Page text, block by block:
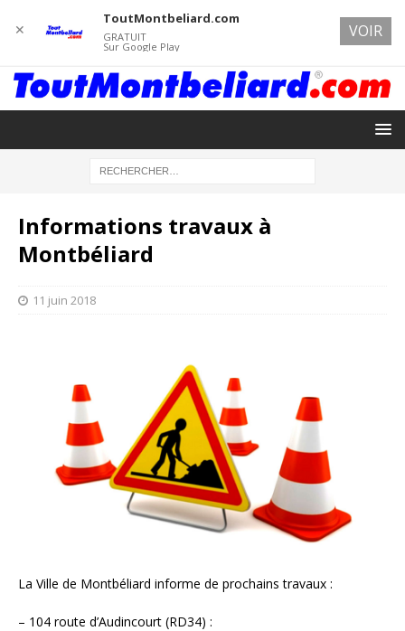
Informations travaux à
Montbéliard
11 juin 2018
La Ville de Montbéliard informe de prochains travaux :
– 104 route d’Audincourt (RD34) :
✕
ToutMontbeliard.com
GRATUIT
Sur Google Play
VOIR